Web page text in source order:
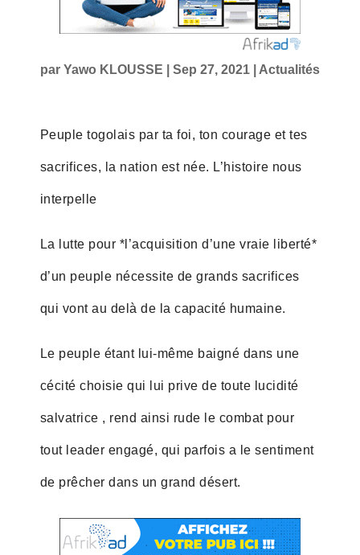
par Yawo KLOUSSE Sep 27, 2021| Actualités
Peuple togolais par ta foi, ton courage et tes
sacrifices, la nation est née. L’histoire nous
interpelle
La lutte pour *l’acquisition d’une vraie liberté*
d’un peuple nécessite de grands sacrifices
qui vont au delà de la capacité humaine.
Le peuple étant lui-même baigné dans une
cécité choisie qui lui prive de toute lucidité
salvatrice , rend ainsi rude le combat pour
tout leader engagé, qui parfois a le sentiment
de prêcher dans un grand désert.